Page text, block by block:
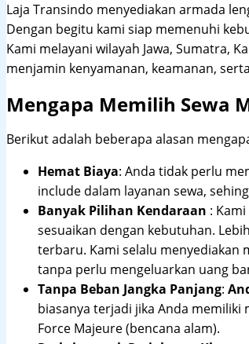
Laja Transindo menyediakan armada
Dengan begitu kami siap memenuhi
Kami melayani wilayah Jawa, Sumatra,
menjamin kenyamanan, keamanan,
Mengapa Memilih Sewa
Berikut adalah beberapa alasan
Hemat Biaya: Anda tidak perlu
include dalam layanan sewa,
Banyak Pilihan Kendaraan :
sesuaikan dengan kebutuhan.
terbaru. Kami selalu menyediakan
tanpa perlu mengeluarkan uang
Tanpa Beban Jangka Panjang:
biasanya terjadi jika Anda
Force Majeure (bencana alam).